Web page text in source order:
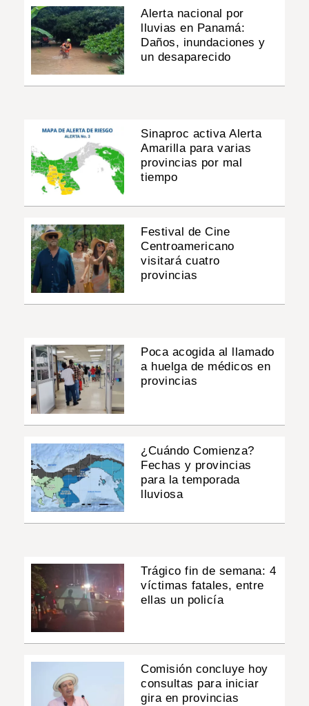
Alerta nacional por
lluvias en Panamá:
Daños, inundaciones y
un desaparecido
Sinaproc activa Alerta
Amarilla para varias
provincias por mal
tiempo
Festival de Cine
Centroamericano
visitará cuatro
provincias
Poca acogida al llamado
a huelga de médicos en
provincias
¿Cuándo Comienza?
Fechas y provincias
para la temporada
lluviosa
Trágico fin de semana: 4
víctimas fatales, entre
ellas un policía
Comisión concluye hoy
consultas para iniciar
gira en provincias